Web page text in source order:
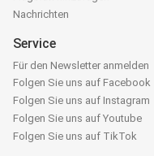
Nachrichten
Service
Für den Newsletter anmelden
Folgen Sie uns auf Facebook
Folgen Sie uns auf Instagram
Folgen Sie uns auf Youtube
Folgen Sie uns auf TikTok